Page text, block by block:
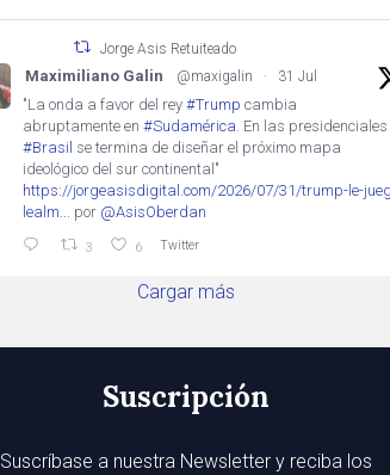
Jorge Asis Retuiteado
Maximiliano Galin @maxigalin · 31 Jul
"La onda a favor del rey #Trump cambia
abruptamente en #Sudamérica . En las
#Brasil se termina de diseñar el próximo mapa
ideológico del sur continental"
https://jorgeasisdigital.com/2026/07/31/trump-le-
lealm...
por @AsisOberdan
3 6 Twitter
Cargar más
Suscripción
Suscríbase a nuestra Newsletter y reciba los